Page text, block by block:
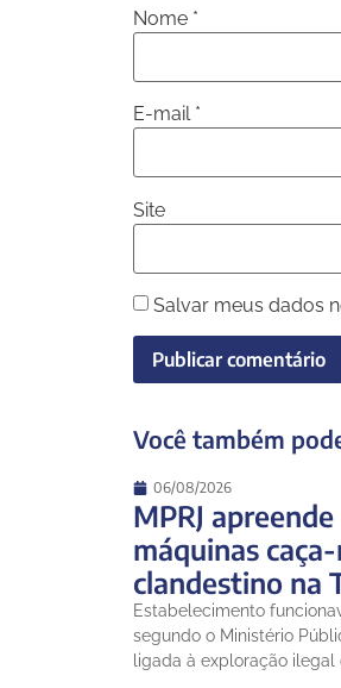
Nome *
E-mail *
Site
Salvar meus dados
Você também
06/08/2026
MPRJ
máquinas
clandestino na
Estabelecimento
segundo o Ministério
ligada à exploração